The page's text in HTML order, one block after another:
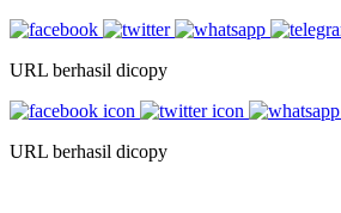
URL berhasil dicopy
URL berhasil dicopy